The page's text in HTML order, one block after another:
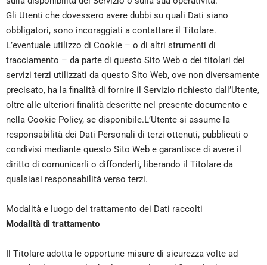
Gli Utenti che dovessero avere dubbi su quali Dati siano
obbligatori, sono incoraggiati a contattare il Titolare.
L’eventuale utilizzo di Cookie – o di altri strumenti di
tracciamento – da parte di questo Sito Web o dei titolari dei
servizi terzi utilizzati da questo Sito Web, ove non diversamente
precisato, ha la finalità di fornire il Servizio richiesto dall’Utente,
oltre alle ulteriori finalità descritte nel presente documento e
nella Cookie Policy, se disponibile.L’Utente si assume la
responsabilità dei Dati Personali di terzi ottenuti, pubblicati o
condivisi mediante questo Sito Web e garantisce di avere il
diritto di comunicarli o diffonderli, liberando il Titolare da
qualsiasi responsabilità verso terzi.
Modalità e luogo del trattamento dei Dati raccolti
Modalità di trattamento
Il Titolare adotta le opportune misure di sicurezza volte ad